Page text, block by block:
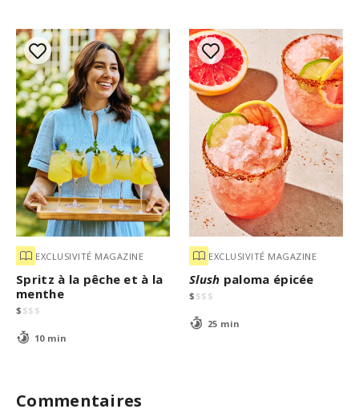
EXCLUSIVITÉ MAGAZINE
Spritz à la pêche et à la
menthe
$ $$ $
10 min
EXCLUSIVITÉ MAGAZINE
Slush paloma épicée
$ $$ $
25 min
Commentaires